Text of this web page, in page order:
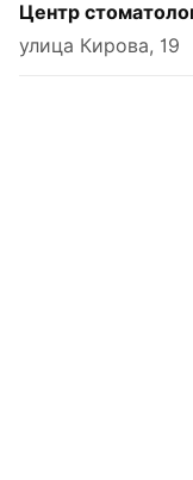
Центр
улица Кирова, 19